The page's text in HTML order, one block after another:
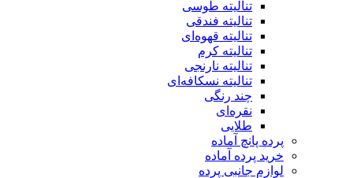
تنالیته طوسی
تنالیته فندقی
تنالیته قهوه‌ای
تنالیته کرم
تنالیته نارنجی
تنالیته نسکافه‌ای
چند رنگی
نقره‌ای
طلایی
پرده پانچ آماده
خرید پرده آماده
لوازم جانبی پرده